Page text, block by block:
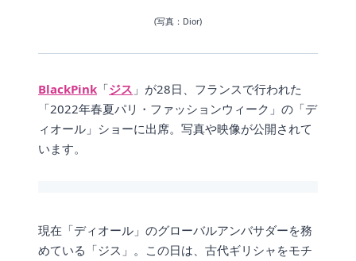
(写真：Dior)
BlackPink 「ジス 」が28日、フランスで行われた
「2022年春夏パリ・ファッションウィーク」の「デ
ィオール」ショーに出席。写真や映像が公開されて
います。
現在「ディオール」のグローバルアンバサダーを務
めている「ジス」。この日は、古代ギリシャをモチ